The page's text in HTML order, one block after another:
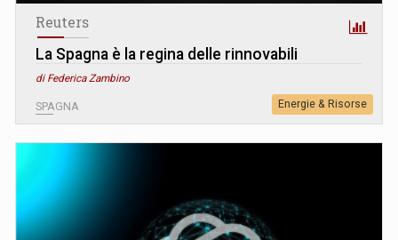
Reuters
La Spagna è la regina delle rinnovabili
di Federica Zambino
SPAGNA Energie & Risorse